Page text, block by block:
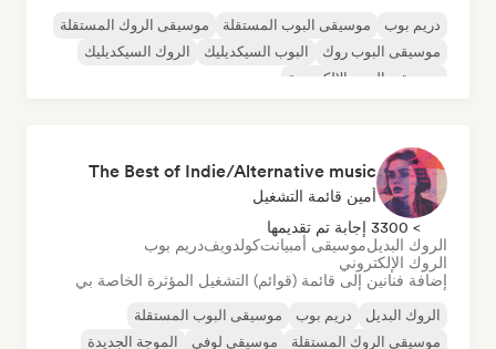
دريم بوب موسيقى البوب المستقلة
موسيقى الروك المستقلة
موسيقى البوب روك
البوب السيكديليك
الروك السيكديليك
موسيقى البوب الإلكترونية
The Best of Indie/Alternative music
أمين قائمة التشغيل
> 3300 إجابة تم تقديمها
الروك البديلموسيقى أمبيانتكولدويفدريم بوب
الروك الإلكتروني
إضافة فنانين إلى قائمة (قوائم) التشغيل المؤثرة الخاصة بي
الروك البديل دريم بوب
موسيقى البوب المستقلة
موسيقى الروك المستقلة
موسيقى لوفي الموجة الجديدة